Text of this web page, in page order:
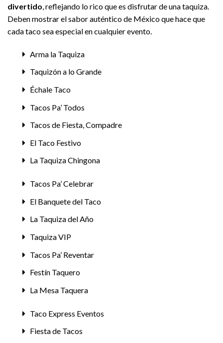
divertido, reflejando lo rico que es disfrutar de una taquiza.
Deben mostrar el sabor auténtico de México que hace que
cada taco sea especial en cualquier evento.
Arma la Taquiza
Taquizón a lo Grande
Échale Taco
Tacos Pa’ Todos
Tacos de Fiesta, Compadre
El Taco Festivo
La Taquiza Chingona
Tacos Pa’ Celebrar
El Banquete del Taco
La Taquiza del Año
Taquiza VIP
Tacos Pa’ Reventar
Festín Taquero
La Mesa Taquera
Taco Express Eventos
Fiesta de Tacos